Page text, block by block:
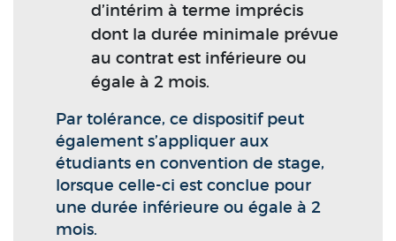
d’intérim à terme imprécis
dont la durée minimale prévue
au contrat est inférieure ou
égale à 2 mois.
Par tolérance, ce dispositif peut
également s’appliquer aux
étudiants en convention de stage,
lorsque celle-ci est conclue pour
une durée inférieure ou égale à 2
mois.